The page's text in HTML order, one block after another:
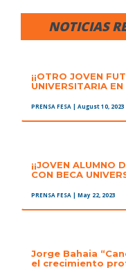
NOTICIAS
¡¡OTRO JOVEN
UNIVERSITARIA EN
PRENSA FESA | August 10, 2023
¡¡JOVEN ALUMNO
CON BECA
PRENSA FESA | May 22, 2023
Jorge Bahaia
el crecimiento